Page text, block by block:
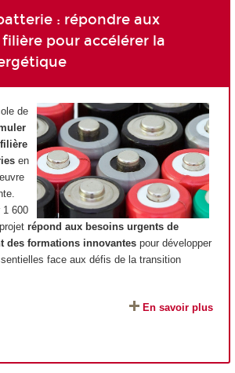
: répondre aux
pour accélérer la
de
en
1 600
répond aux besoins urgents de
des formations innovantes pour développer
face aux défis de la transition
En savoir plus